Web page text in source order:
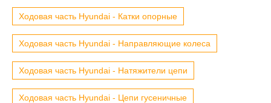
Ходовая часть Hyundai - Катки опорные
Ходовая часть Hyundai - Направляющие колеса
Ходовая часть Hyundai - Натяжители цепи
Ходовая часть Hyundai - Цепи гусеничные